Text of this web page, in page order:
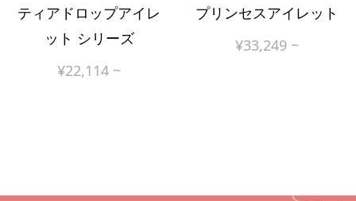
ティアドロップアイレ
ット シリーズ
¥22,114 ~
プリンセスアイレット
¥33,249 ~